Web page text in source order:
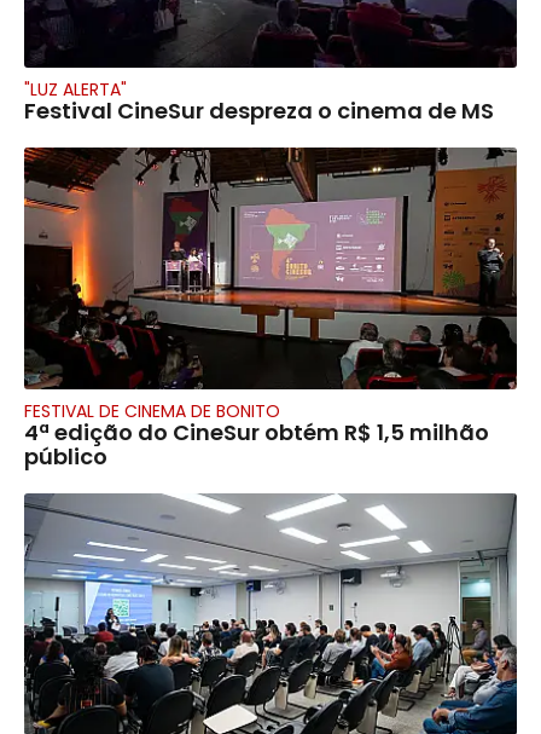
"LUZ ALERTA"
Festival CineSur despreza o cinema de MS
FESTIVAL DE CINEMA DE BONITO
4ª edição do CineSur obtém R$ 1,5 milhão
público